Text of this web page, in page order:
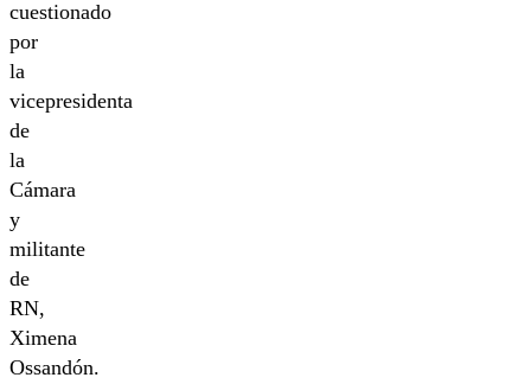
cuestionado
por
la
vicepresidenta
de
la
Cámara
y
militante
de
RN,
Ximena
Ossandón.